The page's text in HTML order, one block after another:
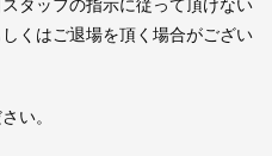
タッフの指示に従って頂けない
くはご退場を頂く場合がござい
い。